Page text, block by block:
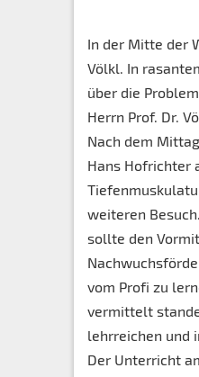
In der Mitte der
Völkl. In
über die
Herrn Prof. Dr.
Nach dem
Hans Hofrichter
weiteren
sollte den
vom Profi zu
vermittelt
lehrreichen und
Der Unterricht